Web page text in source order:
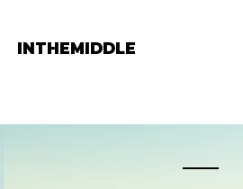
INTHEMIDDLE